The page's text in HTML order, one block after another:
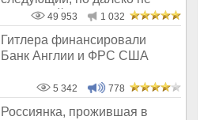
последний
49 953 1 032
Гитлера финансировали
Банк Англии и ФРС США
5 342 778
Россиянка, прожившая в